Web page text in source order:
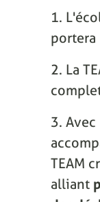
1.
2. La
3.
TEAM
alliant